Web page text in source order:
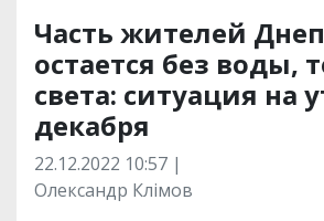
Часть жителей
остается без воды,
света: ситуация на
декабря
22.12.2022 10:57 |
Олександр Клімов